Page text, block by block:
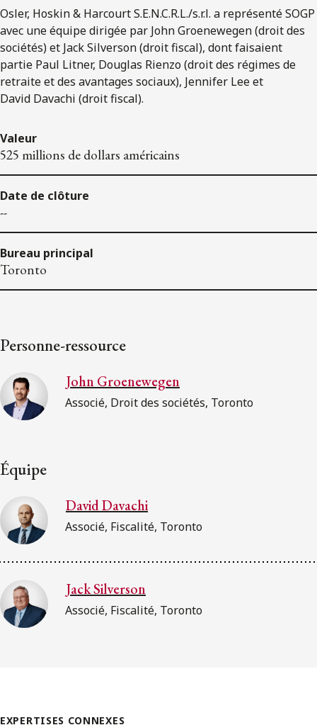
Osler, Hoskin & Harcourt S.E.N.C.R.L./s.r.l. a représenté SOGP
avec une équipe dirigée par John Groenewegen (droit des
sociétés) et Jack Silverson (droit fiscal), dont faisaient
partie Paul Litner, Douglas Rienzo (droit des régimes de
retraite et des avantages sociaux), Jennifer Lee et
David Davachi (droit fiscal).
Valeur
525 millions de dollars américains
Date de clôture
--
Bureau principal
Toronto
Personne-ressource
John Groenewegen
Associé, Droit des sociétés, Toronto
Équipe
David Davachi
Associé, Fiscalité, Toronto
Jack Silverson
Associé, Fiscalité, Toronto
EXPERTISES CONNEXES